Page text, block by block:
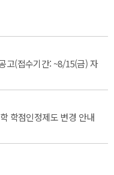
고(접수기간: ~8/15(금) 자
학점인정제도 변경 안내